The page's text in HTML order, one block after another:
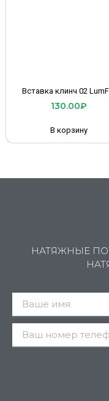
Вставка клинч 02
130.00₽
В корзину
НАТЯЖНЫЕ